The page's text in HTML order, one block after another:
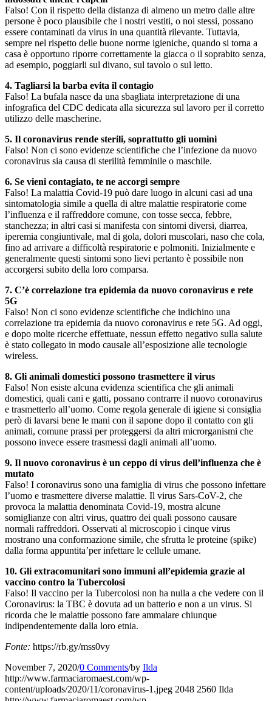
Falso! Con il rispetto della distanza di almeno un metro dalle altre
persone è poco plausibile che i nostri vestiti, o noi stessi, possano
essere contaminati da virus in una quantità rilevante. Tuttavia,
sempre nel rispetto delle buone norme igieniche, quando si torna a
casa è opportuno riporre correttamente la giacca o il soprabito senza,
ad esempio, poggiarli sul divano, sul tavolo o sul letto.
4. Tagliarsi la barba evita il contagio
Falso! La bufala nasce da una sbagliata interpretazione di una
infografica del CDC dedicata alla sicurezza sul lavoro per il corretto
utilizzo delle mascherine.
5. Il coronavirus rende sterili, soprattutto gli uomini
Falso! Non ci sono evidenze scientifiche che l’infezione da nuovo
coronavirus sia causa di sterilità femminile o maschile.
6. Se vieni contagiato, te ne accorgi sempre
Falso! La malattia Covid-19 può dare luogo in alcuni casi ad una
sintomatologia simile a quella di altre malattie respiratorie come
l’influenza e il raffreddore comune, con tosse secca, febbre,
stanchezza; in altri casi si manifesta con sintomi diversi, diarrea,
iperemia congiuntivale, mal di gola, dolori muscolari, naso che cola,
fino ad arrivare a difficoltà respiratorie e polmoniti. Inizialmente e
generalmente questi sintomi sono lievi pertanto è possibile non
accorgersi subito della loro comparsa.
7. C’è correlazione tra epidemia da nuovo coronavirus e rete
5G
Falso! Non ci sono evidenze scientifiche che indichino una
correlazione tra epidemia da nuovo coronavirus e rete 5G. Ad oggi,
e dopo molte ricerche effettuate, nessun effetto negativo sulla salute
è stato collegato in modo causale all’esposizione alle tecnologie
wireless.
8. Gli animali domestici possono trasmettere il virus
Falso! Non esiste alcuna evidenza scientifica che gli animali
domestici, quali cani e gatti, possano contrarre il nuovo coronavirus
e trasmetterlo all’uomo. Come regola generale di igiene si consiglia
però di lavarsi bene le mani con il sapone dopo il contatto con gli
animali, comune prassi per proteggersi da altri microrganismi che
possono invece essere trasmessi dagli animali all’uomo.
9. Il nuovo coronavirus è un ceppo di virus dell’influenza che è
mutato
Falso! I coronavirus sono una famiglia di virus che possono infettare
l’uomo e trasmettere diverse malattie. Il virus Sars-CoV-2, che
provoca la malattia denominata Covid-19, mostra alcune
somiglianze con altri virus, quattro dei quali possono causare
normali raffreddori. Osservati al microscopio i cinque virus
mostrano una conformazione simile, che sfrutta le proteine (spike)
dalla forma appuntita’per infettare le cellule umane.
10. Gli extracomunitari sono immuni all’epidemia grazie al
vaccino contro la Tubercolosi
Falso! Il vaccino per la Tubercolosi non ha nulla a che vedere con il
Coronavirus: la TBC è dovuta ad un batterio e non a un virus. Si
ricorda che le malattie possono fare ammalare chiunque
indipendentemente dalla loro etnia.
Fonte: https://rb.gy/mss0vy
November 7, 2020/0 Comments/by Ilda
http://www.farmaciaromaest.com/wp-
content/uploads/2020/11/coronavirus-1.jpeg 2048 2560 Ilda